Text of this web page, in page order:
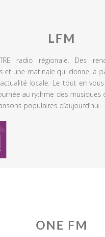
LFM
radio régionale. Des
et une matinale qui donne la
locale. Le tout en
au rythme des musiques
populaires d’aujourd’hui.
ONE FM